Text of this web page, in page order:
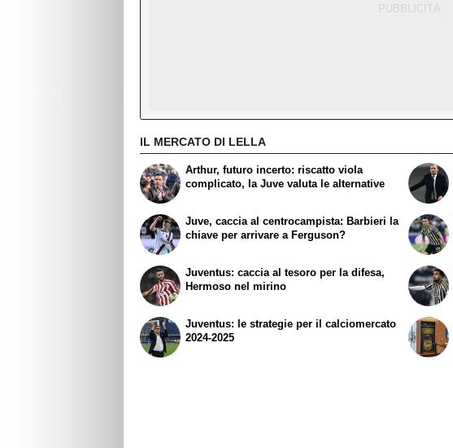
IL MERCATO DI LELLA
Arthur, futuro incerto: riscatto viola
complicato, la Juve valuta le alternative
Juve, caccia al centrocampista: Barbieri la
chiave per arrivare a Ferguson?
Juventus: caccia al tesoro per la difesa,
Hermoso nel mirino
Juventus: le strategie per il calciomercato
2024-2025